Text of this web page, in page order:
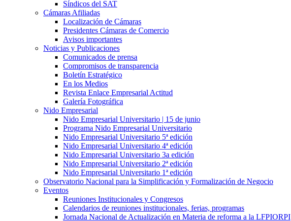
Síndicos del SAT
Cámaras Afiliadas
Localización de Cámaras
Presidentes Cámaras de Comercio
Avisos importantes
Noticias y Publicaciones
Comunicados de prensa
Compromisos de transparencia
Boletín Estratégico
En los Medios
Revista Enlace Empresarial Actitud
Galería Fotográfica
Nido Empresarial
Nido Empresarial Universitario | 15 de junio
Programa Nido Empresarial Universitario
Nido Empresarial Universitario 5ª edición
Nido Empresarial Universitario 4ª edición
Nido Empresarial Universitario 3a edición
Nido Empresarial Universitario 2ª edición
Nido Empresarial Universitario 1ª edición
Observatorio Nacional para la Simplificación y Formalización de Negocio
Eventos
Reuniones Institucionales y Congresos
Calendarios de reuniones institucionales, ferias, programas
Jornada Nacional de Actualización en Materia de reforma a la LFPIORPI